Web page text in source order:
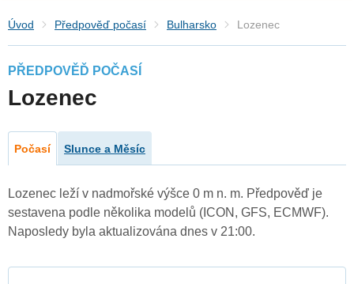
Úvod Předpověď počasí Bulharsko Lozenec
PŘEDPOVĚĎ POČASÍ
Lozenec
Počasí Slunce a Měsíc
Lozenec leží v nadmořské výšce 0 m n. m. Předpověď je
sestavena podle několika modelů (ICON, GFS, ECMWF).
Naposledy byla aktualizována dnes v 21:00.